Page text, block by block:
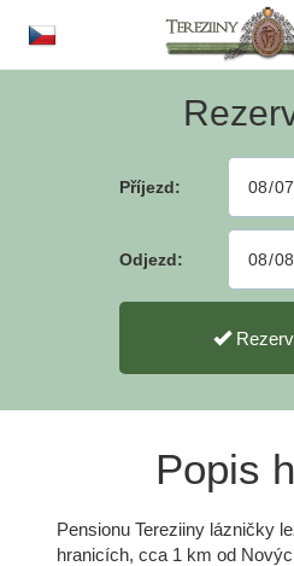
Příjezd:
Odjezd:
Popis
Pensionu Tereziiny lázničky
hranicích, cca 1 km od